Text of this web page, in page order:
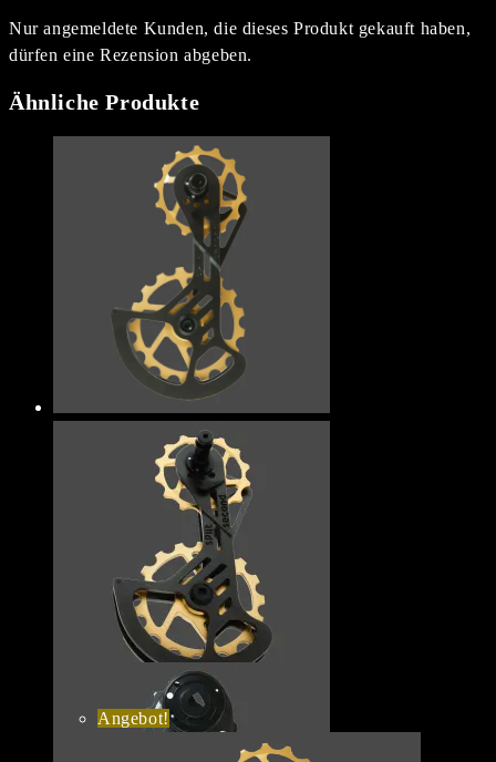
Nur angemeldete Kunden, die dieses Produkt gekauft haben,
dürfen eine Rezension abgeben.
Ähnliche Produkte
Angebot!